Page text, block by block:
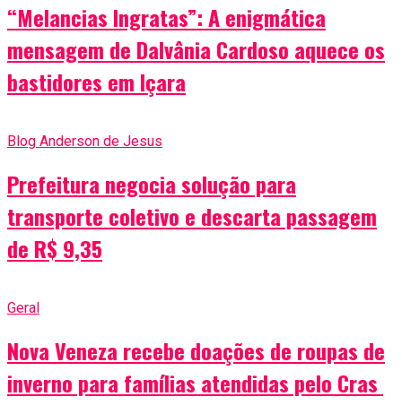
“Melancias Ingratas”: A enigmática
mensagem de Dalvânia Cardoso aquece os
bastidores em Içara
Blog Anderson de Jesus
Prefeitura negocia solução para
transporte coletivo e descarta passagem
de R$ 9,35
Geral
Nova Veneza recebe doações de roupas de
inverno para famílias atendidas pelo Cras